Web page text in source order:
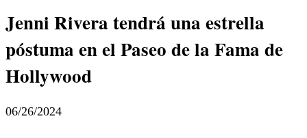
Jenni Rivera tendrá una estrella
póstuma en el Paseo de la Fama de
Hollywood
06/26/2024